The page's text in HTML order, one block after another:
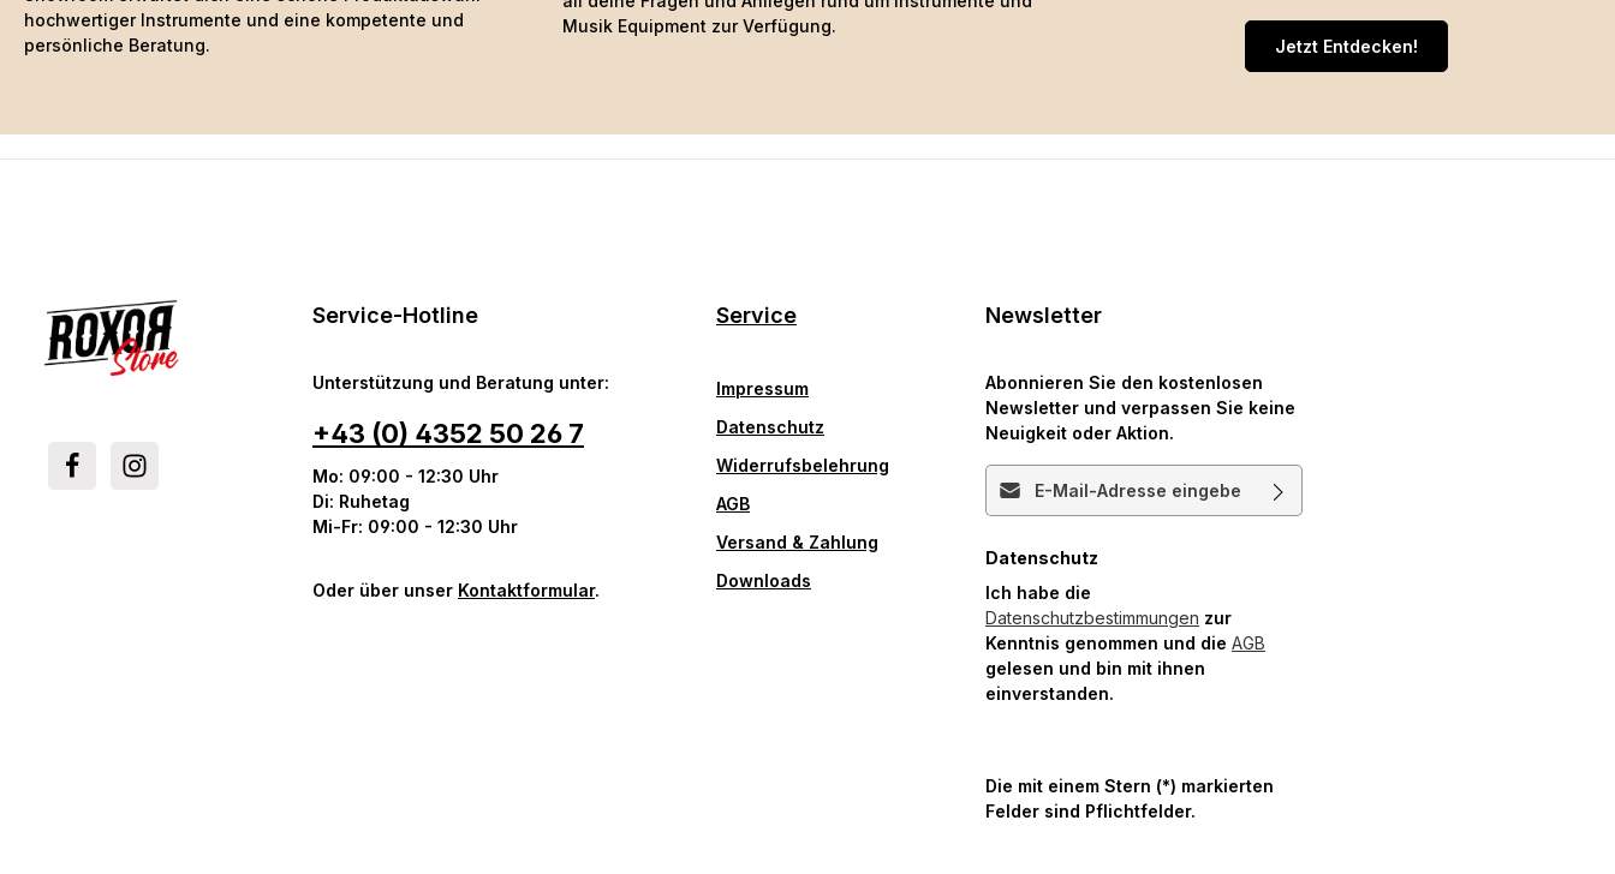
hochwertiger Instrumente und eine kompetente und
persönliche Beratung.
Musik Equipment zur Verfügung.
Jetzt Entdecken!
Service-Hotline
Unterstützung und Beratung unter:
+43 (0) 4352 50 26 7
Mo: 09:00 - 12:30 Uhr
Di: Ruhetag
Mi-Fr: 09:00 - 12:30 Uhr
Oder über unser Kontaktformular.
Service
Impressum
Datenschutz
Widerrufsbelehrung
AGB
Versand & Zahlung
Downloads
Newsletter
Abonnieren Sie den kostenlosen
Newsletter und verpassen Sie keine
Neuigkeit oder Aktion.
E-Mail-Adresse*
Datenschutz
Ich habe die
Datenschutzbestimmungen zur
Kenntnis genommen und die AGB
gelesen und bin mit ihnen
einverstanden.
Die mit einem Stern (*) markierten
Felder sind Pflichtfelder.